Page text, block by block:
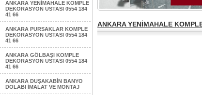
ANKARA YENİMAHALE KOMPLE
DEKORASYON USTASI 0554 184
41 66
ANKARA PURSAKLAR KOMPLE
DEKORASYON USTASI 0554 184
41 66
ANKARA GÖLBAŞI KOMPLE
DEKORASYON USTASI 0554 184
41 66
ANKARA DUŞAKABİN BANYO
DOLABI İMALAT VE MONTAJ
ANKARA YENİMAHALE